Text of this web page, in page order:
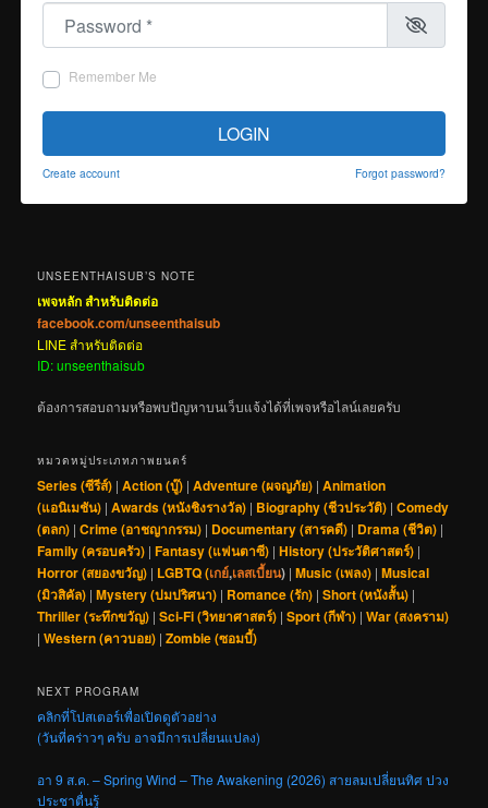
Password
Remember Me
LOGIN
Create account Forgot password?
UNSEENTHAISUB’S NOTE
เพจหลัก สำหรับติดต่อ
facebook.com/unseenthaisub
LINE สำหรับติดต่อ
ID: unseenthaisub
ต้องการสอบถามหรือพบปัญหาบนเว็บแจ้งได้ที่เพจหรือไลน์เลยครับ
หมวดหมู่ประเภทภาพยนตร์
Series (ซีรีส์) |Action (บู๊) |Adventure (ผจญภัย) |Animation
(แอนิเมชัน) |Awards (หนังชิงรางวัล) | Biography (ชีวประวัติ) |Comedy
(ตลก) |Crime (อาชญากรรม) | Documentary (สารคดี) | Drama (ชีวิต) |
Family (ครอบครัว) |Fantasy (แฟนตาซี) |History (ประวัติศาสตร์) |
Horror (สยองขวัญ) | LGBTQ (เกย์,เลสเบี้ยน) |Music (เพลง) |Musical
(มิวสิคัล) |Mystery (ปมปริศนา) | Romance (รัก) |Short (หนังสั้น) |
Thriller (ระทึกขวัญ) |Sci-Fi (วิทยาศาสตร์) |Sport (กีฬา) |War (สงคราม)
|Western (คาวบอย) |Zombie (ซอมบี้)
NEXT PROGRAM
คลิกที่โปสเตอร์เพื่อเปิดดูตัวอย่าง
(วันที่คร่าวๆ ครับ อาจมีการเปลี่ยนแปลง)
อา 9 ส.ค. – Spring Wind – The Awakening (2026) สายลมเปลี่ยนทิศ ปวง
ประชาตื่นรู้